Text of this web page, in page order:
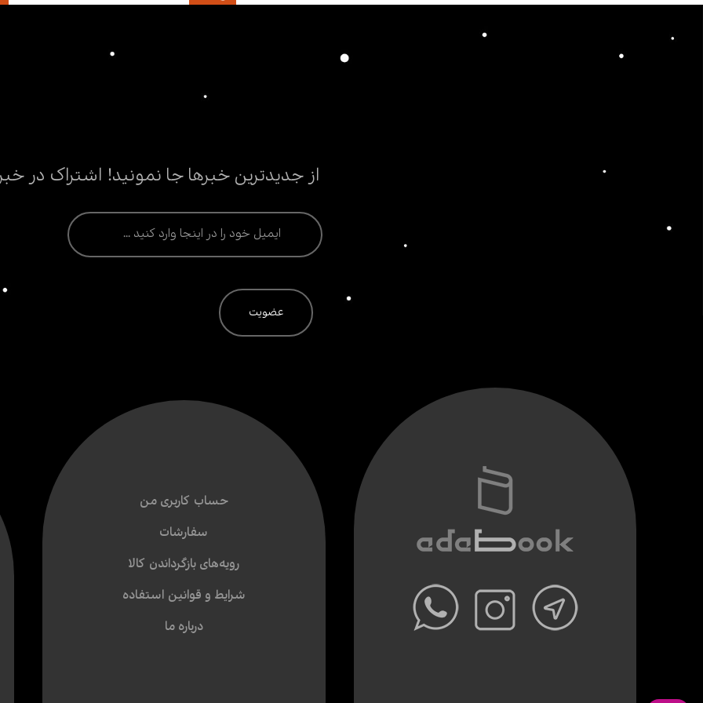
از جدیدترین خبرها جا نمونید! اشتراک در
حساب کاربری من
سفارشات
رویه‌های بازگرداندن کالا
شرایط و قوانین استفاده
درباره ما